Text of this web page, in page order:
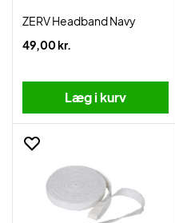
ZERV Headband Navy
49,00 kr.
Læg i kurv